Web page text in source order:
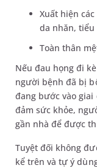
Xuất hiện
da nhăn, tiểu
Toàn thân
Nếu đau họng đi
người bệnh đã bị
đang bước vào
đảm sức khỏe,
gần nhà để được
Tuyệt đối không
kể trên và tự ý